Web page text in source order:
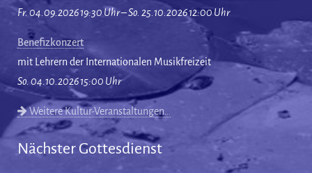
Fr. 04.09.2026 19:30 Uhr – So. 25.10.2026 12:00 Uhr
Benefizkonzert
mit Lehrern der Internationalen Musikfreizeit
So. 04.10.2026 15:00 Uhr
Weitere Kultur-Veranstaltungen…
Nächster Gottesdienst